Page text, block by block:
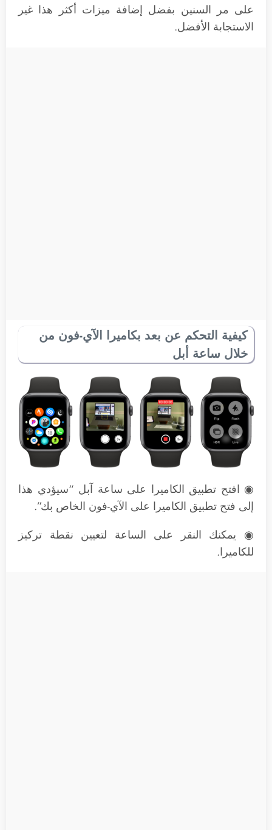
على مر السنين بفضل إضافة ميزات أكثر هذا غير
الاستجابة الأفضل.
كيفية التحكم عن بعد بكاميرا الآي-فون من
خلال ساعة أبل
◉ افتح تطبيق الكاميرا على ساعة آبل “سيؤدي هذا
إلى فتح تطبيق الكاميرا على الآي-فون الخاص بك”.
◉ يمكنك النقر على الساعة لتعيين نقطة تركيز
للكاميرا.